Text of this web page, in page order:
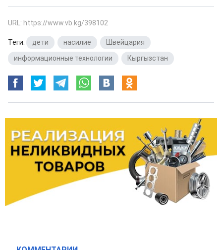
URL: https://www.vb.kg/398102
Теги: дети насилие Швейцария
информационные технологии
Кыргызстан